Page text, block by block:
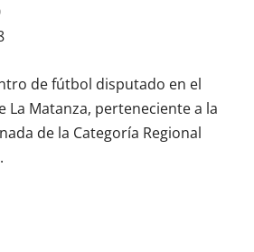
de fútbol disputado en el
La Matanza, perteneciente a la
de la Categoría Regional